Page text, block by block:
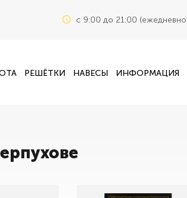
c 9:00 до 21:00
РЕШЁТКИ НАВЕСЫ ИНФОРМАЦИЯ